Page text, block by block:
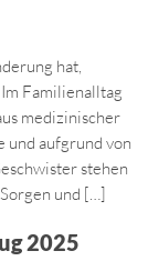
hat,
Familienalltag
medizinischer
und aufgrund von
stehen
und […]
2025